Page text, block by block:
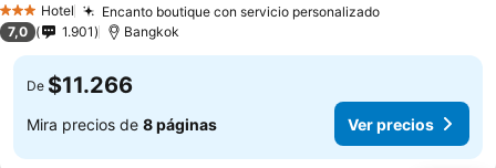
3 Estrellas
Hotel Encanto boutique con servicio personalizado
7,0 1.901 Bangkok
De $11.266
Mira precios de 8 páginas Ver precios